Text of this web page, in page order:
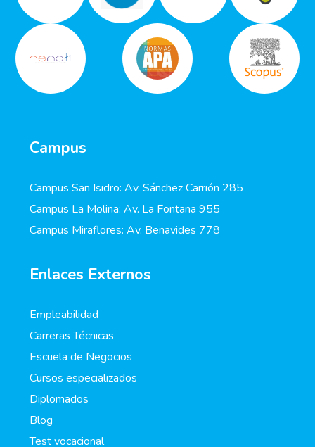
Campus
Campus San Isidro: Av. Sánchez Carrión 285
Campus La Molina: Av. La Fontana 955
Campus Miraflores: Av. Benavides 778
Enlaces Externos
Empleabilidad
Carreras Técnicas
Escuela de Negocios
Cursos especializados
Diplomados
Blog
Test vocacional